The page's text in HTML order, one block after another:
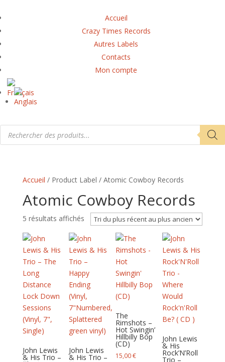
Accueil
Crazy Times Records
Autres Labels
Contacts
Mon compte
Recherche
Accueil / Product Label / Atomic Cowboy Records
Atomic Cowboy Records
5 résultats affichésTrié
plus
récent
au
plus
ancien
John Lewis
& His Trio –
John Lewis
& His Trio –
The
Rimshots –
Hot Swingin’
Hillbilly Bop
(CD)
15,00€
John Lewis
& His
Rock’N’Roll
Trio –